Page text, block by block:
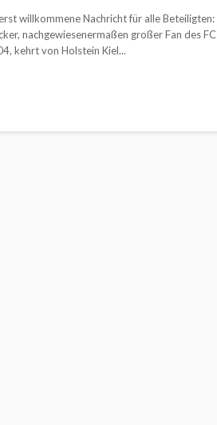
willkommene Nachricht für alle Beteiligten:
nachgewiesenermaßen großer Fan des FC
kehrt von Holstein Kiel...